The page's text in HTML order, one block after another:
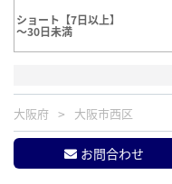
ショート【7日以上】
～30日未満
大阪府 大阪市西区
お問合わせ